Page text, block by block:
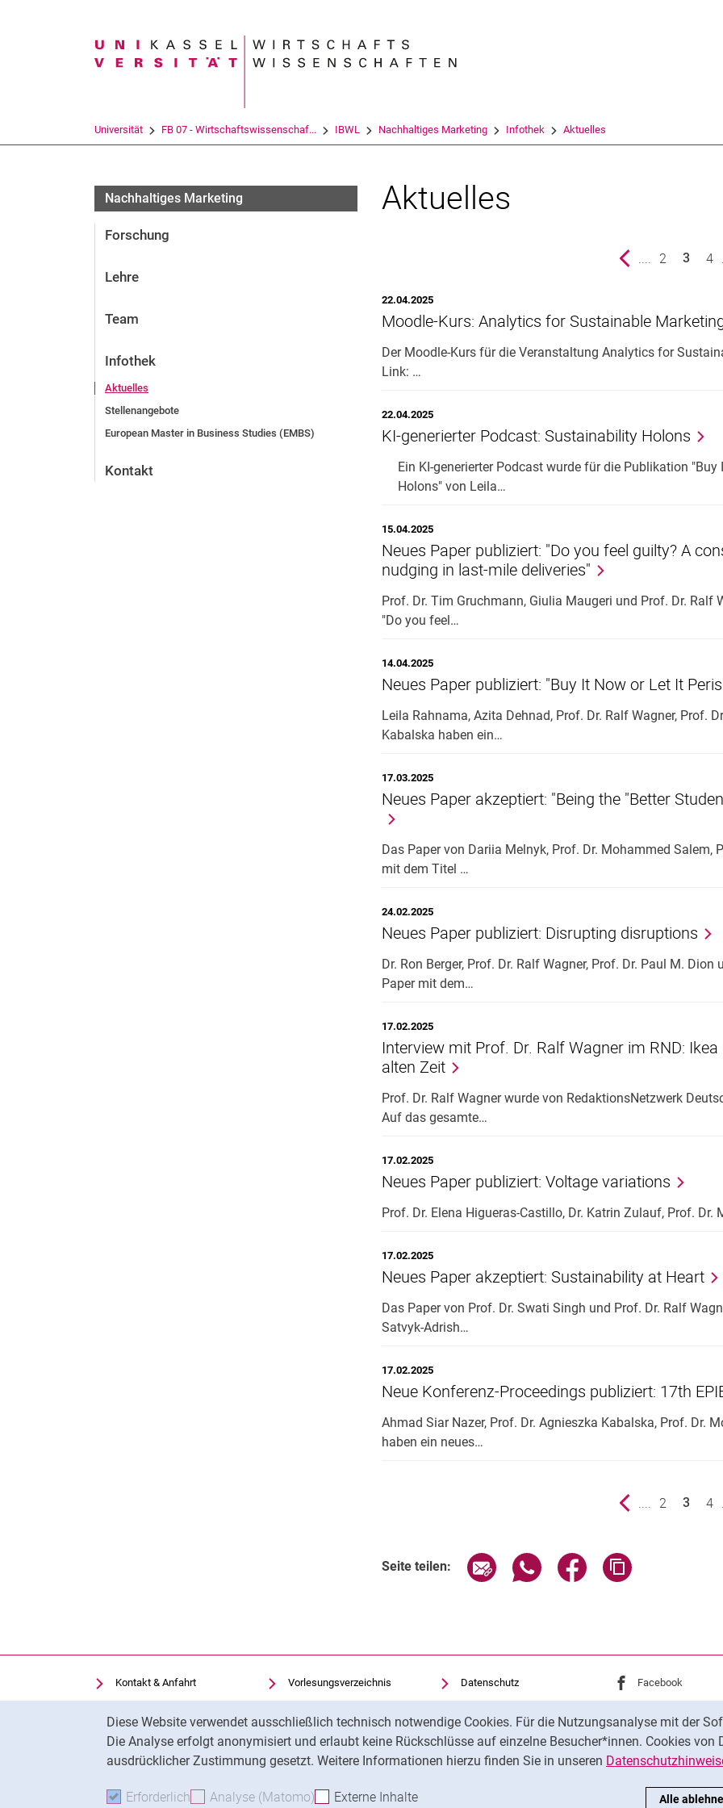
Diese Website verwendet ausschließlich technisch notwendige Cookies. Für die Nutzungsanalyse mit der
Die Analyse erfolgt anonymisiert und erlaubt keine Rückschlüsse auf einzelne Besucher*innen. Cookies von
ausdrücklicher Zustimmung gesetzt. Weitere Informationen hierzu finden Sie in unseren
Erforderlich Erforderliche Cookies akzeptieren
Analyse (Matomo) Analyse-Cookies akzeptieren
Externe Inhalte Alle
Suchbegriff
Universität FB 07 - Wirtschaftswissenschaf... IBWL Nachhaltiges Marketing Infothek Aktuelles
Nachhaltiges Marketing
Forschung
Lehre
Team
Infothek
Aktuelles
Stellenangebote
European Master in Business Studies (EMBS)
Kontakt
Aktuelles
vorherige Seite .... Seite
2
3
4
22.04.2025
Moodle-Kurs: Analytics for Sustainable
Der Moodle-Kurs für die Veranstaltung Analytics for
Link: …
22.04.2025
KI-generierter Podcast: Sustainability Holons
Ein KI-generierter Podcast wurde für die Publikation
Holons" von Leila…
15.04.2025
Neues Paper publiziert: "Do you feel guilty? A
nudging in last-mile deliveries"
Prof. Dr. Tim Gruchmann, Giulia Maugeri und Prof. Dr. Ralf
"Do you feel…
14.04.2025
Neues Paper publiziert: "Buy It Now or Let It
Leila Rahnama, Azita Dehnad, Prof. Dr. Ralf Wagner, Prof.
Kabalska haben ein…
17.03.2025
Neues Paper akzeptiert: "Being the "Better
Das Paper von Dariia Melnyk, Prof. Dr. Mohammed Salem,
mit dem Titel …
24.02.2025
Neues Paper publiziert: Disrupting disruptions
Dr. Ron Berger, Prof. Dr. Ralf Wagner, Prof. Dr. Paul M.
Paper mit dem…
17.02.2025
Interview mit Prof. Dr. Ralf Wagner im RND:
alten Zeit
Prof. Dr. Ralf Wagner wurde von RedaktionsNetzwerk
Auf das gesamte…
17.02.2025
Neues Paper publiziert: Voltage variations
Prof. Dr. Elena Higueras-Castillo, Dr. Katrin Zulauf, Prof.
17.02.2025
Neues Paper akzeptiert: Sustainability at Heart
Das Paper von Prof. Dr. Swati Singh und Prof. Dr. Ralf
Satvyk-Adrish…
17.02.2025
Neue Konferenz-Proceedings publiziert: 17th
Ahmad Siar Nazer, Prof. Dr. Agnieszka Kabalska, Prof. Dr.
haben ein neues…
vorherige Seite .... Seite
2
3
4
Seite teilen: Seite über E-Mail teilen
Seite über WhatsApp teilen
Seite über Facebook
Kontakt & Anfahrt
Einrichtungen suchen
Stellenangebote
Cookie-Einstellungen
Vorlesungsverzeichnis
Uni-Bibliothek
Moodle
Panopto
Datenschutz
Barrierefreiheit
Transparenter KI-Einsatz
Impressum
Externer Link:
Facebook
Externer Link:
Instagram(öffnet